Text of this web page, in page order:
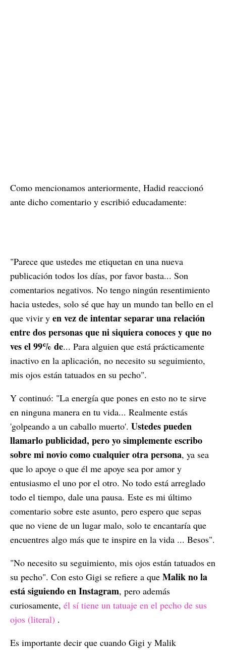
Como mencionamos anteriormente, Hadid reaccionó
ante dicho comentario y escribió educadamente:
"Parece que ustedes me etiquetan en una nueva
publicación todos los días, por favor basta... Son
comentarios negativos. No tengo ningún resentimiento
hacia ustedes, solo sé que hay un mundo tan bello en el
que vivir y en vez de intentar separar una relación
entre dos personas que ni siquiera conoces y que no
ves el 99% de... Para alguien que está prácticamente
inactivo en la aplicación, no necesito su seguimiento,
mis ojos están tatuados en su pecho".
Y continuó: "La energía que pones en esto no te sirve
en ninguna manera en tu vida... Realmente estás
'golpeando a un caballo muerto'. Ustedes pueden
llamarlo publicidad, pero yo simplemente escribo
sobre mi novio como cualquier otra persona, ya sea
que lo apoye o que él me apoye sea por amor y
entusiasmo el uno por el otro. No todo está arreglado
todo el tiempo, dale una pausa. Este es mi último
comentario sobre este asunto, pero espero que sepas
que no viene de un lugar malo, solo te encantaría que
encuentres algo más que te inspire en la vida ... Besos".
"No necesito su seguimiento, mis ojos están tatuados en
su pecho". Con esto Gigi se refiere a que Malik no la
está siguiendo en Instagram, pero además
curiosamente, él sí tiene un tatuaje en el pecho de sus
ojos (literal) .
Es importante decir que cuando Gigi y Malik